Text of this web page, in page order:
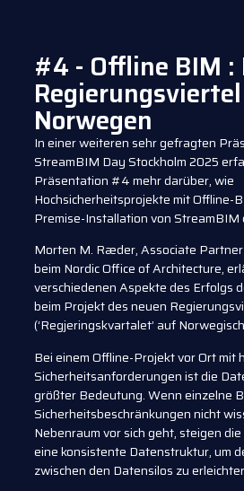
#4 - Offline BIM :
Norwegen
In einer weiteren sehr gefragten
StreamBIM Day Stockholm 2025
Präsentation #4 mehr darüber, wie
Hochsicherheitsprojekte mit Offline-
Premise-Installation von
Morten M. Ræder, Associate
beim Nordic Office of Architecture,
verschiedenen Aspekte des Erfolgs
beim Projekt des neuen
(‘Regjeringskvartalet’ auf
Bei einem Offline-Projekt vor Ort mit
Sicherheitsanforderungen ist die
größter Bedeutung. Wenn einzelne
Sicherheitsbeschränkungen nicht
Nebenraum vor sich geht, steigen
eine konsistente Datenstruktur, um
zwischen den Datensilos zu